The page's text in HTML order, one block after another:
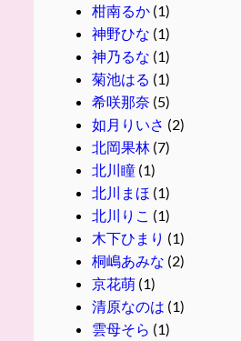
柑南るか(1)
神野ひな (1)
神乃るな (1)
菊池はる (1)
希咲那奈 (5)
如月りいさ (2)
北岡果林(7)
北川瞳(1)
北川まほ (1)
北川りこ (1)
木下ひまり (1)
桐嶋あみな (2)
京花萌(1)
清原なのは (1)
雲母そら (1)